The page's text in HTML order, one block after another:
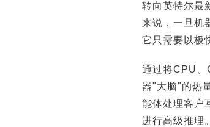
转向英特尔最
来说，一旦机
它只需要以极
通过将CPU、
器"大脑"的热
能体处理客户
进行高级推理